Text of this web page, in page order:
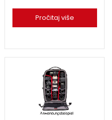
Pročitaj više